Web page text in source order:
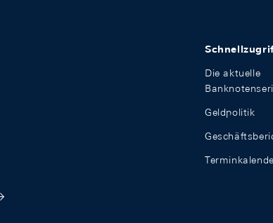
Die aktuelle
Geldpolitik